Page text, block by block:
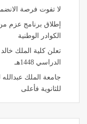
لا تفوت فرصة
إطلاق برنامج عزم
الكوادر الوطنية
تعلن كلية الملك
الدراسي 1448هـ
جامعة الملك
للثانوية فأعلى